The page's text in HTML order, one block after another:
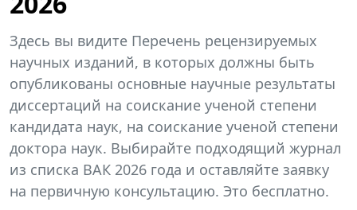
Здесь вы видите Перечень рецензируемых
научных изданий, в которых должны быть
опубликованы основные научные результаты
диссертаций на соискание ученой степени
кандидата наук, на соискание ученой степени
доктора наук. Выбирайте подходящий журнал
из списка ВАК 2026 года и оставляйте заявку
на первичную консультацию. Это бесплатно.